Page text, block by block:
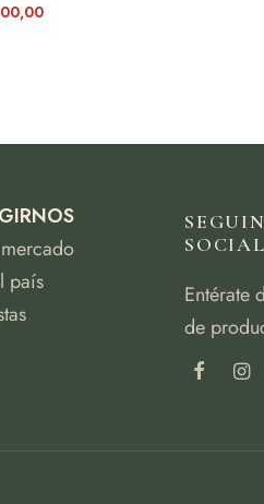
país
Entérate
de